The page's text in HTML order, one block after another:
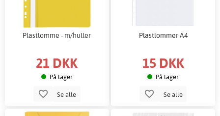
Plastlomme - m/huller
21 DKK
På lager
Se alle
Plastlommer A4
15 DKK
På lager
Se alle